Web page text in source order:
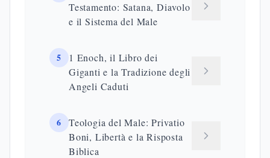
Testamento: Satana, Diavolo
e il Sistema del Male
5
1 Enoch, il Libro dei
Giganti e la Tradizione degli
Angeli Caduti
6
Teologia del Male: Privatio
Boni, Libertà e la Risposta
Biblica